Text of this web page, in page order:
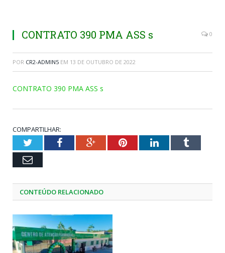
CONTRATO 390 PMA ASS s 0
POR CR2-ADMIN5 EM 13 DE OUTUBRO DE 2022
CONTRATO 390 PMA ASS s
COMPARTILHAR:
TwitterFacebookGoogle+PinterestLinkedInTumblr
Email
CONTEÚDO RELACIONADO